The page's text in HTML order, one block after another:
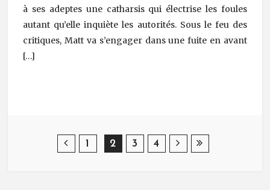
à ses adeptes une catharsis qui électrise les foules
autant qu’elle inquiète les autorités. Sous le feu des
critiques, Matt va s’engager dans une fuite en avant
[…]
Post Navigation
1 2 3 4